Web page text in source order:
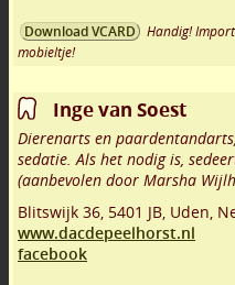
Download VCARD
Handig!
mobieltje!
Inge van Soest
Dierenarts en
sedatie. Als het nodig is,
(aanbevolen door Marsha
Blitswijk 36 5401 JB Uden
www.dacdepeelhorst.nl
facebook